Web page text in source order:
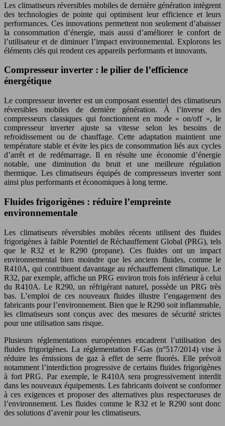
Les climatiseurs réversibles mobiles de dernière génération intègrent
des technologies de pointe qui optimisent leur efficience et leurs
performances. Ces innovations permettent non seulement d’abaisser
la consommation d’énergie, mais aussi d’améliorer le confort de
l’utilisateur et de diminuer l’impact environnemental. Explorons les
éléments clés qui rendent ces appareils performants et innovants.
Compresseur inverter : le pilier de l’efficience
énergétique
Le compresseur inverter est un composant essentiel des climatiseurs
réversibles mobiles de dernière génération. À l’inverse des
compresseurs classiques qui fonctionnent en mode « on/off », le
compresseur inverter ajuste sa vitesse selon les besoins de
refroidissement ou de chauffage. Cette adaptation maintient une
température stable et évite les pics de consommation liés aux cycles
d’arrêt et de redémarrage. Il en résulte une économie d’énergie
notable, une diminution du bruit et une meilleure régulation
thermique. Les climatiseurs équipés de compresseurs inverter sont
ainsi plus performants et économiques à long terme.
Fluides frigorigènes : réduire l’empreinte
environnementale
Les climatiseurs réversibles mobiles récents utilisent des fluides
frigorigènes à faible Potentiel de Réchauffement Global (PRG), tels
que le R32 et le R290 (propane). Ces fluides ont un impact
environnemental bien moindre que les anciens fluides, comme le
R410A, qui contribuent davantage au réchauffement climatique. Le
R32, par exemple, affiche un PRG environ trois fois inférieur à celui
du R410A. Le R290, un réfrigérant naturel, possède un PRG très
bas. L’emploi de ces nouveaux fluides illustre l’engagement des
fabricants pour l’environnement. Bien que le R290 soit inflammable,
les climatiseurs sont conçus avec des mesures de sécurité strictes
pour une utilisation sans risque.
Plusieurs réglementations européennes encadrent l’utilisation des
fluides frigorigènes. La réglementation F-Gas (n°517/2014) vise à
réduire les émissions de gaz à effet de serre fluorés. Elle prévoit
notamment l’interdiction progressive de certains fluides frigorigènes
à fort PRG. Par exemple, le R410A sera progressivement interdit
dans les nouveaux équipements. Les fabricants doivent se conformer
à ces exigences et proposer des alternatives plus respectueuses de
l’environnement. Les fluides comme le R32 et le R290 sont donc
des solutions d’avenir pour les climatiseurs.